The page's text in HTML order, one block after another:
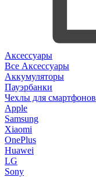
Аксессуары
Все Аксессуары
Аккумуляторы
Пауэрбанки
Чехлы для смартфонов
Apple
Samsung
Xiaomi
OnePlus
Huawei
LG
Sony